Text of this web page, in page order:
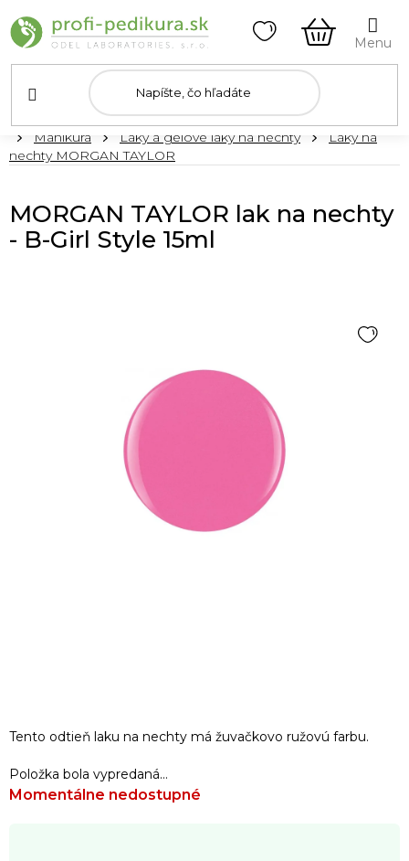
na
obsah
KOŠÍK
DomovManikúra Laky a gélové laky na nechty
Laky na
nechty MORGAN TAYLOR
Tento odtieň laku na nechty má žuvačkovo ružovú farbu.
Položka bola vypredaná…
Momentálne nedostupné
MORGAN TAYLOR lak na nechty
- B-Girl Style 15ml